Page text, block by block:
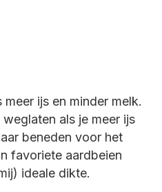
ijs en minder melk.
als je meer ijs
beneden voor het
favoriete aardbeien
ideale dikte.